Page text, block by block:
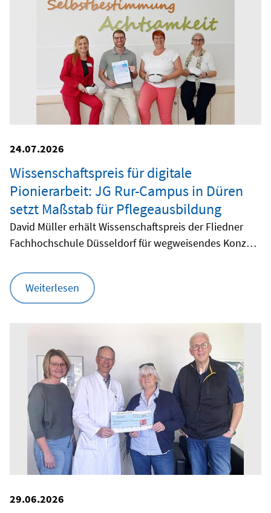
24.07.2026
Wissenschaftspreis für digitale
Pionierarbeit: JG Rur-Campus in Düren
setzt Maßstab für Pflegeausbildung
David Müller erhält Wissenschaftspreis der Fliedner
Fachhochschule Düsseldorf für wegweisendes Konzept
Weiterlesen
29.06.2026